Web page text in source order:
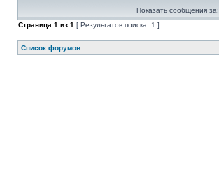
Показать сообщения за:
Страница 1 из 1 [ Результатов поиска: 1 ]
Список форумов